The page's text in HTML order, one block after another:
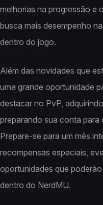
melhorias na progressão e
busca mais desempenho
dentro do jogo.
Além das novidades que
uma grande oportunidade
destacar no PvP,
preparando sua conta
Prepare-se para um mês
recompensas especiais,
oportunidades que
dentro do NerdMU.